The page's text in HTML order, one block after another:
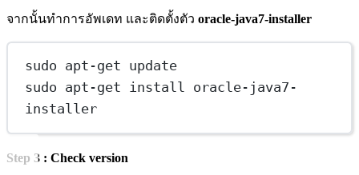
จากนั้นทำการอัพเดท และติดตั้งตัว oracle-java7-installer
sudo apt-get update
sudo apt-get install oracle-java7-
installer
Step 3 : Check version